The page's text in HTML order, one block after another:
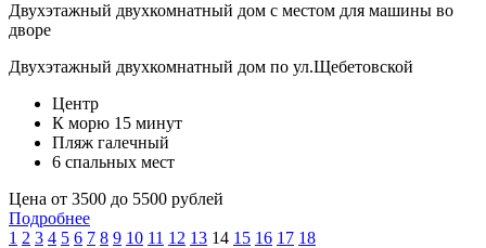
Двухэтажный двухкомнатный дом с местом для машины во
дворе
Двухэтажный двухкомнатный дом по ул.Щебетовской
Центр
К морю 15 минут
Пляж галечный
6 спальных мест
Цена от 3500 до 5500 рублей
Подробнее
1 2 3 4 5 6 7 8 9 10 11 12 13 14 15 16 17 18